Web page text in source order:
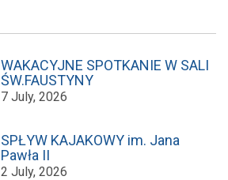
WAKACYJNE SPOTKANIE W SALI
ŚW.FAUSTYNY
7 July, 2026
SPŁYW KAJAKOWY im. Jana
Pawła II
2 July, 2026